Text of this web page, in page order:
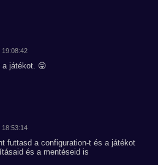
19:08:42
a játékot. 😜
18:53:14
futtasd a configuration-t és a játékot
és a mentéseid is